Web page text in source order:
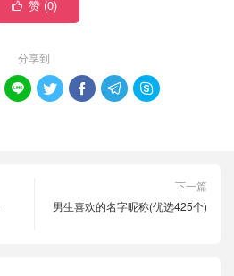
 赞 (0)
分享到
    
下一篇
男生喜欢的名字昵称(优选425个)